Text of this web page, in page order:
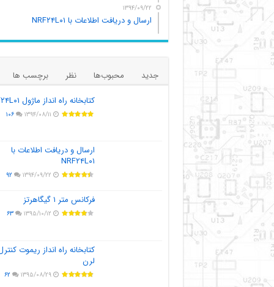
۱۳۹۴/۰۹/۲۲
ارسال و دریافت اطلاعات با NRF۲۴L۰۱
جدید محبوب‌ها نظر
برچسب ها
کتابخانه راه انداز ماژول NRF۲۴L۰۱
۱۳۹۴/۰۸/۱۱ ۱۰۶
ارسال و دریافت اطلاعات با
NRF۲۴L۰۱
۱۳۹۴/۰۹/۲۲ ۹۲
فرکانس متر ۱ گیگاهرتز
۱۳۹۵/۱۰/۱۲ ۶۳
کتابخانه راه انداز ریموت
لرن
۱۳۹۵/۰۸/۲۹ ۶۲